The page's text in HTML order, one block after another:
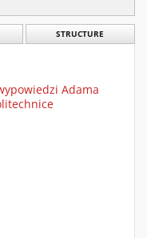
STRUCTURE
Adama